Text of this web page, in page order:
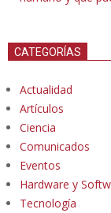
CATEGORÍAS
Actualidad
Artículos
Ciencia
Comunicados
Eventos
Hardware y
Tecnología